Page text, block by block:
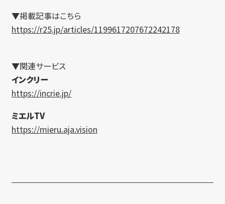
▼掲載記事はこちら
https://r25.jp/articles/1199617207672242178
▼関連サービス
インクリー
https://incrie.jp/
ミエルTV
https://mieru.aja.vision